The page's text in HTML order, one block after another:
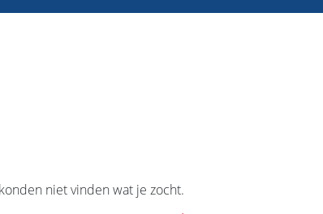
niet vinden wat je zocht.